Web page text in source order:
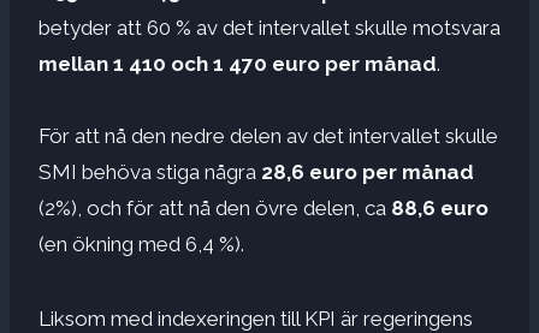
betyder att 60 % av det intervallet skulle motsvara
mellan 1 410 och 1 470 euro per månad.
För att nå den nedre delen av det intervallet skulle
SMI behöva stiga några 28,6 euro per månad
(2%), och för att nå den övre delen, ca 88,6 euro
(en ökning med 6,4 %).
Liksom med indexeringen till KPI är regeringens